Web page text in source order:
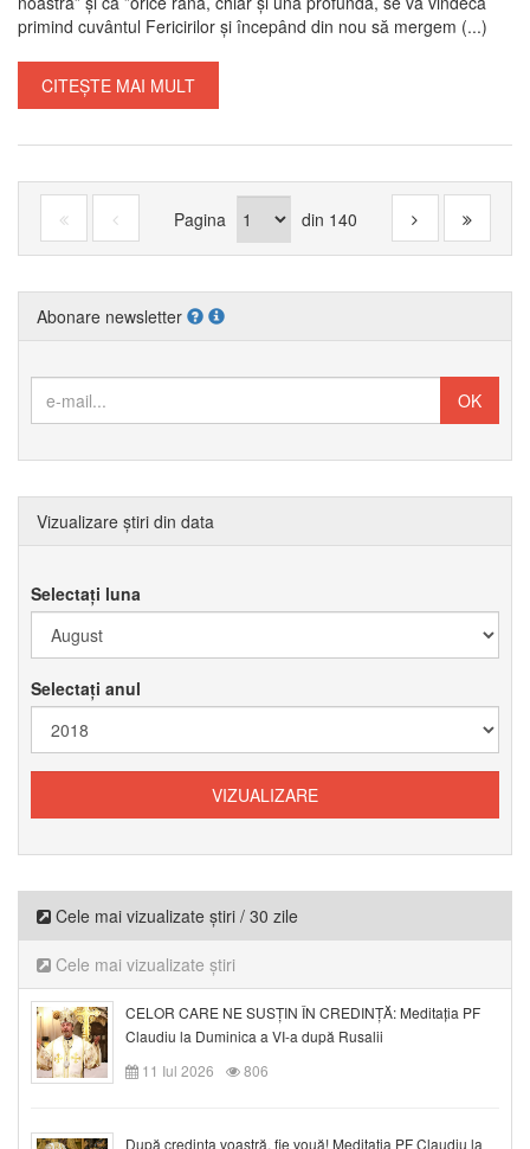
primind cuvântul Fericirilor și începând din nou să mergem (...)
CITEȘTE MAI MULT
Pagina din 140
Abonare newsletter
Vizualizare știri din data
Selectați luna
Selectați anul
Cele mai vizualizate știri / 30 zile
Cele mai vizualizate știri
CELOR CARE NE SUSȚIN ÎN CREDINȚĂ: Meditația PF
Claudiu la Duminica a VI-a după Rusalii
11 Iul 2026
806
După credinţa voastră, fie vouă! Meditația PF Claudiu la